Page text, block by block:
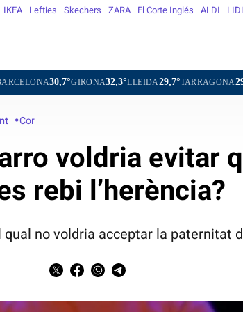
IKEA Lefties Skechers ZARA El Corte Inglés ALDI
GIRONA32,3°LLEIDA29,7°TARRAGONA29,8°TORTOSA
Cor
voldria evitar
rebi l’herència?
no voldria acceptar la paternitat